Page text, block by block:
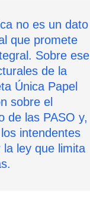
no es un dato
que promete
Sobre ese
de la
Única Papel
sobre el
de las PASO y,
intendentes
ley que limita